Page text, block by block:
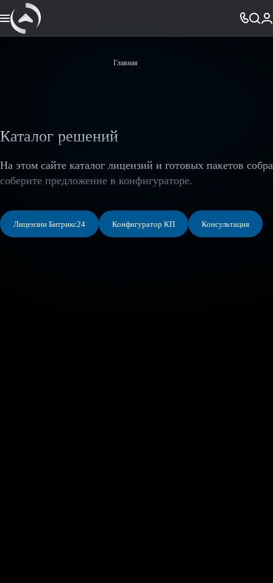
Главная
Каталог решений
На этом сайте каталог лицензий и готовых пакетов
соберите предложение в конфигураторе.
Лицензии Битрикс24 Конфигуратор КП Консультация